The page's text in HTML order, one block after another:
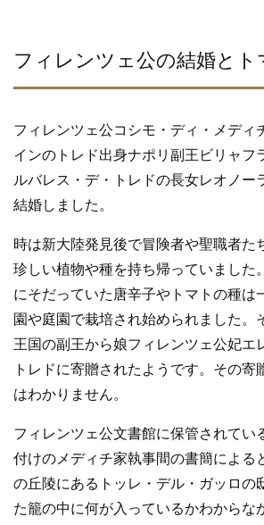
フィレンツェ公の結婚とト
フィレンツェ公コシモ・ディ・メディ
インのトレド出身ナポリ副王ビリャフ
ルバレス・デ・トレドの長女レオノー
結婚しました。
時は新大陸発見後で冒険者や聖職者た
珍しい植物や種を持ち帰っていました
にそだっていた唐辛子やトマトの種は
園や庭園で栽培され始められました。
王国の副王から娘フィレンツェ公妃エ
トレドに寄贈されたようです。その寄
はわかりません。
フィレンツェ公文書館に保管されてい
付けのメディチ家執事間の書簡による
の丘陵にあるトッレ・デル・ガッロの
た籠の中に何が入っているかわからな